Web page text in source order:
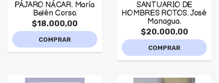
PÁJARO NÁCAR. María
Belén Corso.
$18.000,00
COMPRAR
SANTUARIO DE
HOMBRES ROTOS. José
Managua.
$20.000,00
COMPRAR